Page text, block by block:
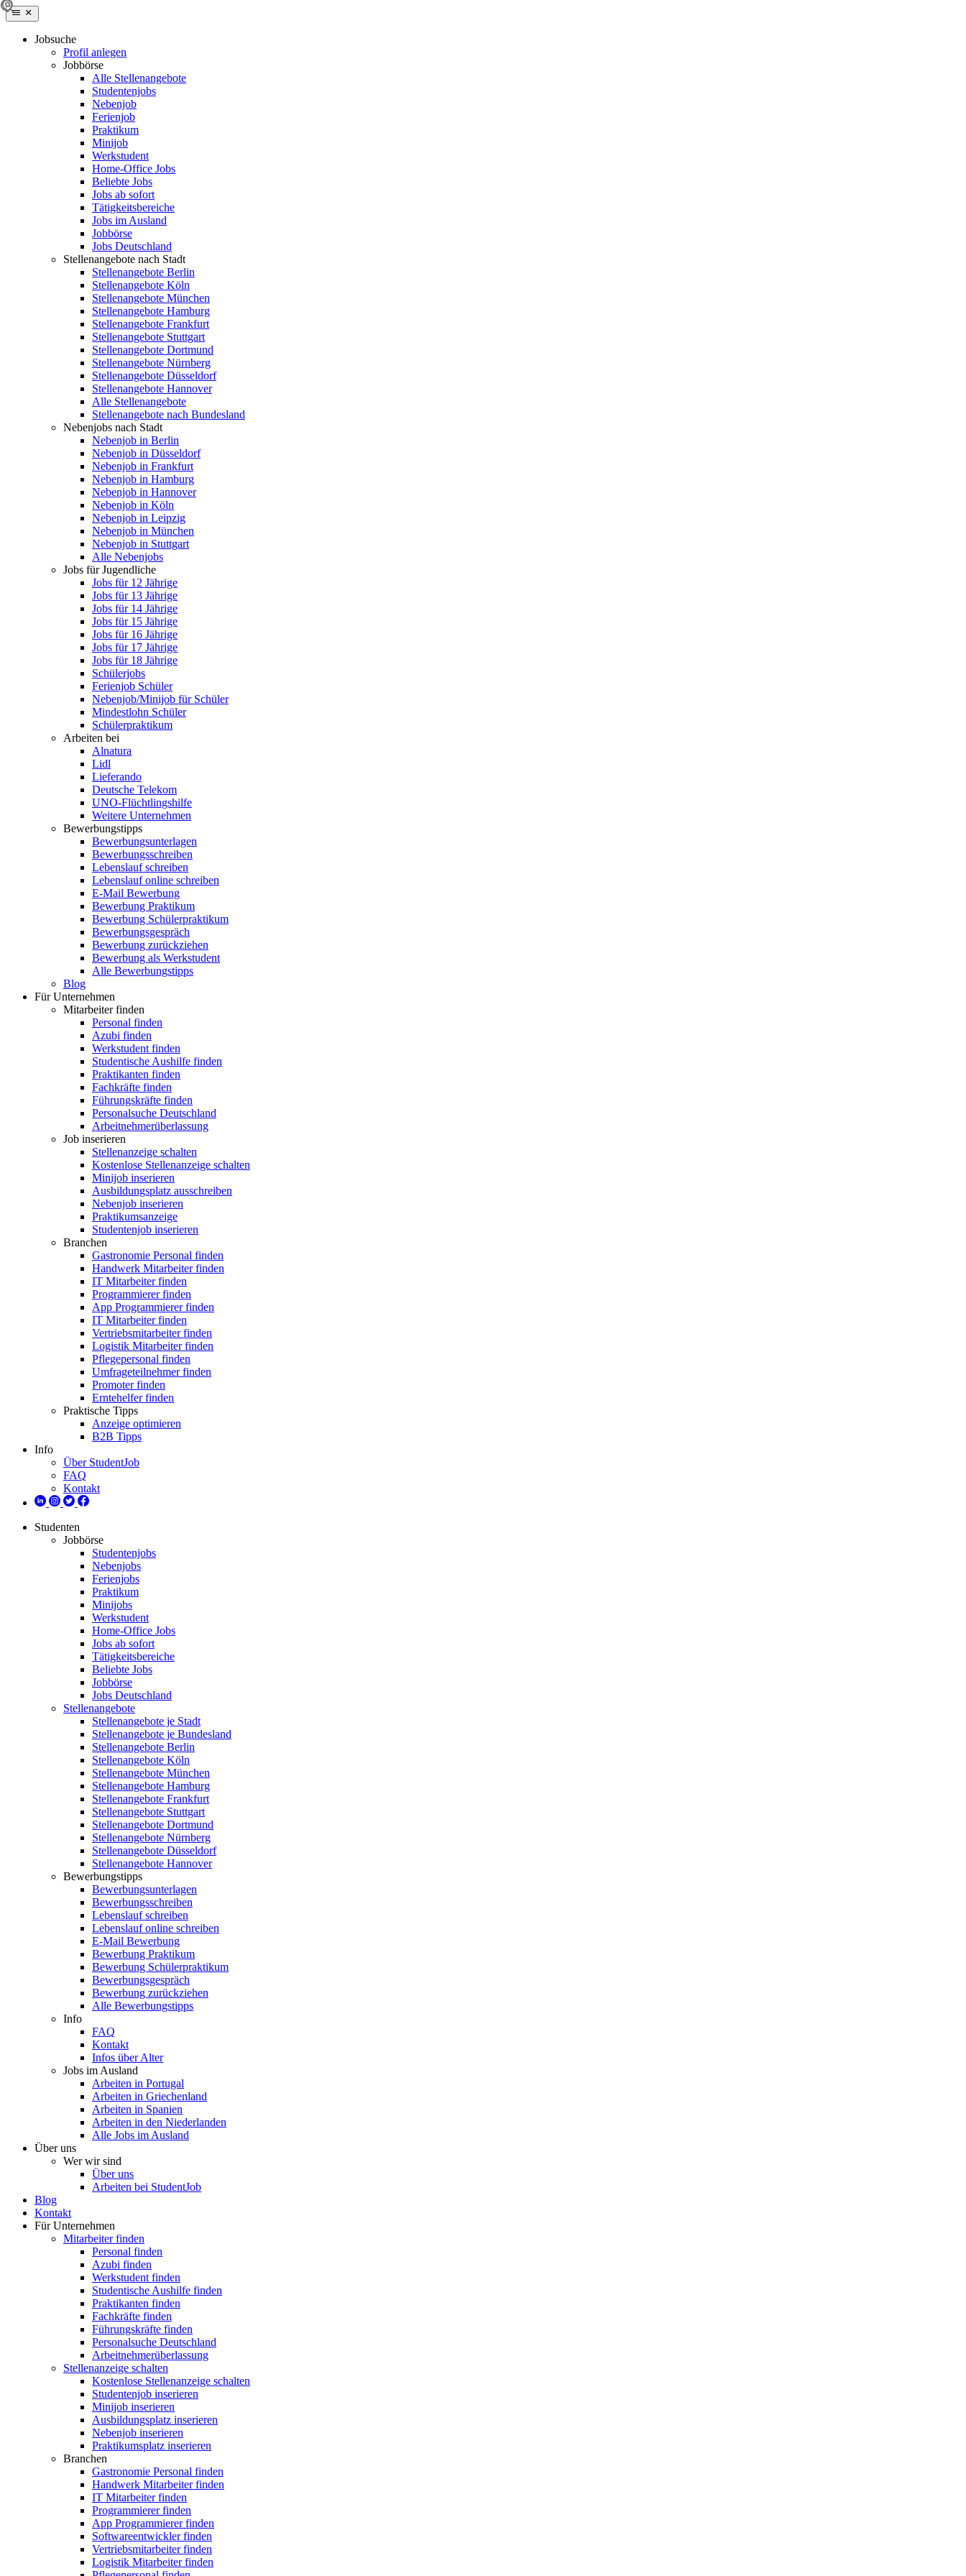
Jobsuche
Profil anlegen
Jobbörse
Alle Stellenangebote
Studentenjobs
Nebenjob
Ferienjob
Praktikum
Minijob
Werkstudent
Home-Office Jobs
Beliebte Jobs
Jobs ab sofort
Tätigkeitsbereiche
Jobs im Ausland
Jobbörse
Jobs Deutschland
Stellenangebote nach Stadt
Stellenangebote Berlin
Stellenangebote Köln
Stellenangebote München
Stellenangebote Hamburg
Stellenangebote Frankfurt
Stellenangebote Stuttgart
Stellenangebote Dortmund
Stellenangebote Nürnberg
Stellenangebote Düsseldorf
Stellenangebote Hannover
Alle Stellenangebote
Stellenangebote nach Bundesland
Nebenjobs nach Stadt
Nebenjob in Berlin
Nebenjob in Düsseldorf
Nebenjob in Frankfurt
Nebenjob in Hamburg
Nebenjob in Hannover
Nebenjob in Köln
Nebenjob in Leipzig
Nebenjob in München
Nebenjob in Stuttgart
Alle Nebenjobs
Jobs für Jugendliche
Jobs für 12 Jährige
Jobs für 13 Jährige
Jobs für 14 Jährige
Jobs für 15 Jährige
Jobs für 16 Jährige
Jobs für 17 Jährige
Jobs für 18 Jährige
Schülerjobs
Ferienjob Schüler
Nebenjob/Minijob für Schüler
Mindestlohn Schüler
Schülerpraktikum
Arbeiten bei
Alnatura
Lidl
Lieferando
Deutsche Telekom
UNO-Flüchtlingshilfe
Weitere Unternehmen
Bewerbungstipps
Bewerbungsunterlagen
Bewerbungsschreiben
Lebenslauf schreiben
Lebenslauf online schreiben
E-Mail Bewerbung
Bewerbung Praktikum
Bewerbung Schülerpraktikum
Bewerbungsgespräch
Bewerbung zurückziehen
Bewerbung als Werkstudent
Alle Bewerbungstipps
Blog
Für Unternehmen
Mitarbeiter finden
Personal finden
Azubi finden
Werkstudent finden
Studentische Aushilfe finden
Praktikanten finden
Fachkräfte finden
Führungskräfte finden
Personalsuche Deutschland
Arbeitnehmerüberlassung
Job inserieren
Stellenanzeige schalten
Kostenlose Stellenanzeige schalten
Minijob inserieren
Ausbildungsplatz ausschreiben
Nebenjob inserieren
Praktikumsanzeige
Studentenjob inserieren
Branchen
Gastronomie Personal finden
Handwerk Mitarbeiter finden
IT Mitarbeiter finden
Programmierer finden
App Programmierer finden
IT Mitarbeiter finden
Vertriebsmitarbeiter finden
Logistik Mitarbeiter finden
Pflegepersonal finden
Umfrageteilnehmer finden
Promoter finden
Erntehelfer finden
Praktische Tipps
Anzeige optimieren
B2B Tipps
Info
Über StudentJob
FAQ
Kontakt
Studenten
Jobbörse
Studentenjobs
Nebenjobs
Ferienjobs
Praktikum
Minijobs
Werkstudent
Home-Office Jobs
Jobs ab sofort
Tätigkeitsbereiche
Beliebte Jobs
Jobbörse
Jobs Deutschland
Stellenangebote
Stellenangebote je Stadt
Stellenangebote je Bundesland
Stellenangebote Berlin
Stellenangebote Köln
Stellenangebote München
Stellenangebote Hamburg
Stellenangebote Frankfurt
Stellenangebote Stuttgart
Stellenangebote Dortmund
Stellenangebote Nürnberg
Stellenangebote Düsseldorf
Stellenangebote Hannover
Bewerbungstipps
Bewerbungsunterlagen
Bewerbungsschreiben
Lebenslauf schreiben
Lebenslauf online schreiben
E-Mail Bewerbung
Bewerbung Praktikum
Bewerbung Schülerpraktikum
Bewerbungsgespräch
Bewerbung zurückziehen
Alle Bewerbungstipps
Info
FAQ
Kontakt
Infos über Alter
Jobs im Ausland
Arbeiten in Portugal
Arbeiten in Griechenland
Arbeiten in Spanien
Arbeiten in den Niederlanden
Alle Jobs im Ausland
Über uns
Wer wir sind
Über uns
Arbeiten bei StudentJob
Blog
Kontakt
Für Unternehmen
Mitarbeiter finden
Personal finden
Azubi finden
Werkstudent finden
Studentische Aushilfe finden
Praktikanten finden
Fachkräfte finden
Führungskräfte finden
Personalsuche Deutschland
Arbeitnehmerüberlassung
Stellenanzeige schalten
Kostenlose Stellenanzeige schalten
Studentenjob inserieren
Minijob inserieren
Ausbildungsplatz inserieren
Nebenjob inserieren
Praktikumsplatz inserieren
Branchen
Gastronomie Personal finden
Handwerk Mitarbeiter finden
IT Mitarbeiter finden
Programmierer finden
App Programmierer finden
Softwareentwickler finden
Vertriebsmitarbeiter finden
Logistik Mitarbeiter finden